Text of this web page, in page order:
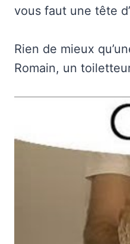
vous faut une tête
Rien de mieux
Romain, un